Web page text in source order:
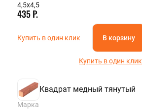
4,5х4,5
435 Р.
Купить в один клик В корзину
Купить в один клик
Квадрат медный тянутый
Марка